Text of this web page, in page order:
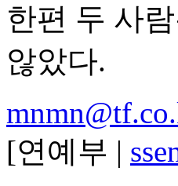
한편 두 사
않았다.
[연예부 |